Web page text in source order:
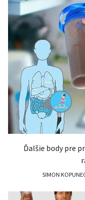
Ďalšie body pre
SIMON